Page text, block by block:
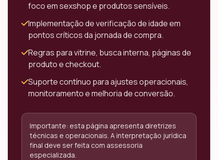
foco em sexshop e produtos sensíveis.
Implementação de verificação de idade em
pontos críticos da jornada de compra.
Regras para vitrine, busca interna, páginas de
produto e checkout.
Suporte contínuo para ajustes operacionais,
monitoramento e melhoria de conversão.
Importante: esta página apresenta diretrizes
técnicas e operacionais. A interpretação jurídica
final deve ser feita com assessoria
especializada.